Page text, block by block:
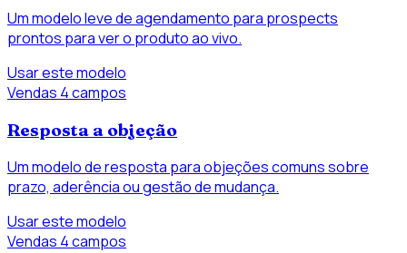
Um modelo leve de agendamento para prospects
prontos para ver o produto ao vivo.
Usar este modelo
Vendas 4 campos
Resposta a objeção
Um modelo de resposta para objeções comuns sobre
prazo, aderência ou gestão de mudança.
Usar este modelo
Vendas 4 campos